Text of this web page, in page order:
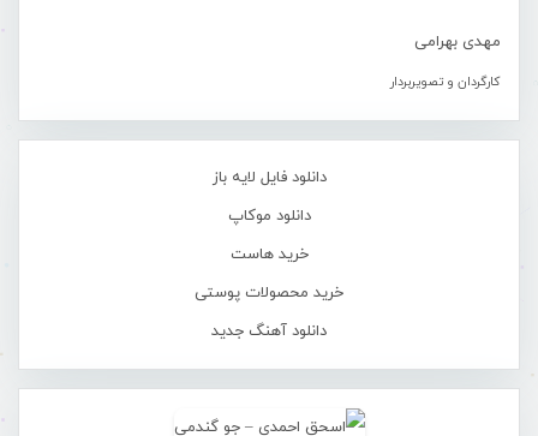
مهدی بهرامی
کارگردان و تصویربردار
دانلود فایل لایه باز
دانلود موکاپ
خرید هاست
خرید محصولات پوستی
دانلود آهنگ جدید